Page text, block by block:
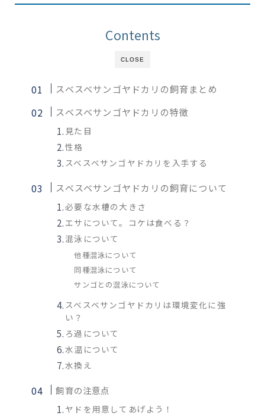
CLOSE
Contents
スベスベサンゴヤドカリの飼育まとめ
スベスベサンゴヤドカリの特徴
見た目
性格
スベスベサンゴヤドカリを入手する
スベスベサンゴヤドカリの飼育について
必要な水槽の大きさ
エサについて。コケは食べる？
混泳について
他種混泳について
同種混泳について
サンゴとの混泳について
スベスベサンゴヤドカリは環境変化に強
い？
ろ過について
水温について
水換え
飼育の注意点
ヤドを用意してあげよう！